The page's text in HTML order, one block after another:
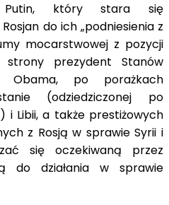
Putin, który stara się
do ich „podniesienia z
mocarstwowej z pozycji
prezydent Stanów
Obama, po porażkach
(odziedziczonej po
i Libii, a także prestiżowych
z Rosją w sprawie Syrii i
się oczekiwaną przez
do działania w sprawie